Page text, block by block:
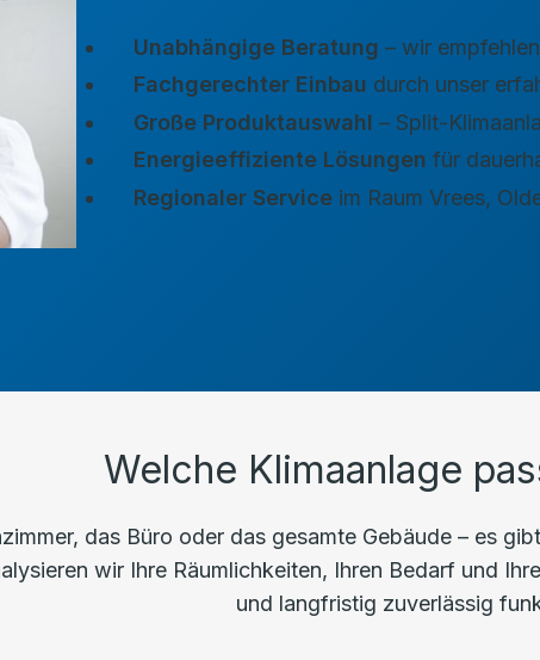
Unabhängige Beratung – wir
Fachgerechter Einbau durch unser
Große Produktauswahl – Split-
Energieeffiziente Lösungen für
Regionaler Serviceim Raum Vrees,
Welche Klimaanlage
das Büro oder das gesamte Gebäude – es
wir Ihre Räumlichkeiten, Ihren Bedarf und
und langfristig zuverlässig